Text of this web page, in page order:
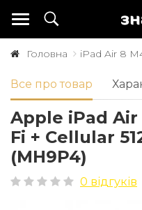
Головна iPad Air 8
Все про товар
Apple iPad Air
Fi + Cellular
(MH9P4)
0 відгуків